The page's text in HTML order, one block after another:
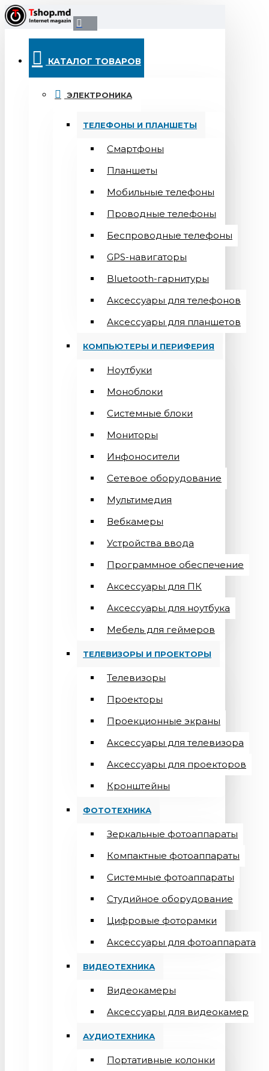
КАТАЛОГ ТОВАРОВ
ЭЛЕКТРОНИКА
ТЕЛЕФОНЫ И ПЛАНШЕТЫ
Смартфоны
Планшеты
Мобильные телефоны
Проводные телефоны
Беспроводные телефоны
GPS-навигаторы
Bluetooth-гарнитуры
Аксессуары для телефонов
Аксессуары для планшетов
КОМПЬЮТЕРЫ И ПЕРИФЕРИЯ
Ноутбуки
Моноблоки
Системные блоки
Мониторы
Инфоносители
Сетевое оборудование
Мультимедия
Вебкамеры
Устройства ввода
Программное обеспечение
Аксессуары для ПК
Аксессуары для ноутбука
Мебель для геймеров
ТЕЛЕВИЗОРЫ И ПРОЕКТОРЫ
Телевизоры
Проекторы
Проекционные экраны
Aксессуары для телевизора
Аксессуары для проекторов
Кронштейны
ФОТОТЕХНИКА
Зеркальные фотоаппараты
Компактные фотоаппараты
Системные фотоаппараты
Студийное оборудование
Цифровые фоторамки
Aксессуары для фотоаппарата
ВИДЕОТЕХНИКА
Видеокамеры
Аксессуары для видеокамер
АУДИОТЕХНИКА
Портативные колонки